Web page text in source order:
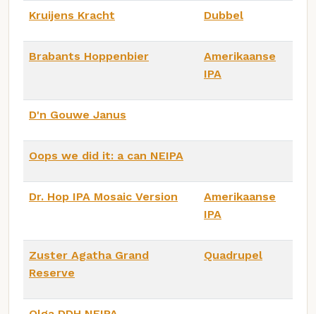
Kruijens Kracht Dubbel
Brabants Hoppenbier
Amerikaanse
IPA
D'n Gouwe Janus
Oops we did it: a can NEIPA
Dr. Hop IPA Mosaic Version
Amerikaanse
IPA
Zuster Agatha Grand
Reserve
Quadrupel